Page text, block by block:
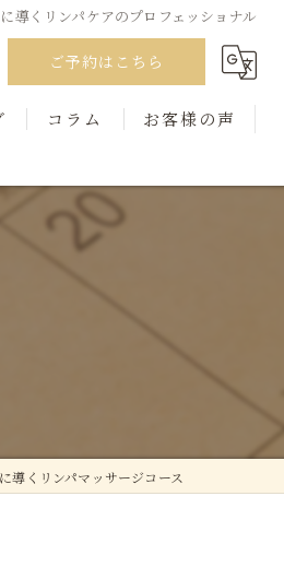
導くリンパケアのプロフェッショナル
ご予約はこちら
コラム お客様の声
導くリンパマッサージコース